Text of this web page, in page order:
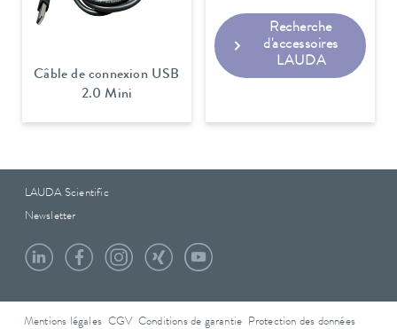
Câble de connexion USB
2.0 Mini
Recherche
d'accessoires
LAUDA
LAUDA Scientific
Newsletter
Mentions légales CGV Conditions de garantie
Protection des données